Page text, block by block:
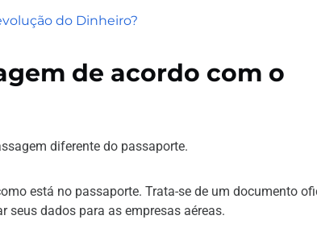
do Dinheiro?
de acordo com o
diferente do passaporte.
está no passaporte. Trata-se de um documento
seus dados para as empresas aéreas.